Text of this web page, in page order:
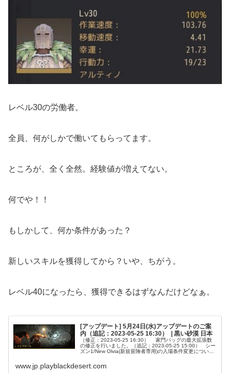
レベル30の労働者。
全員、何がしかで働いてもらってます。
ところが、全く全然。経験値が増えてない。
何でや！！
もしかして、何か条件があった？
新しいスキルを獲得してから？いや、ちがう。
レベル40になったら、獲得できるはずなんだけどなぁ。
[アップデート] 5月24日(水)アップデートのご案
内（追記：2023-05-25 16:30） | 黒い砂漠 日本
（修正：2023-05-25 16:30） 家門バッグの最大拡張数
の修正を行いました。（追記：2023-05-25 15:00） シー
ズン1/New Olvia(新規冒険者専用)の入場条件変更について
www.jp.playblackdesert.com